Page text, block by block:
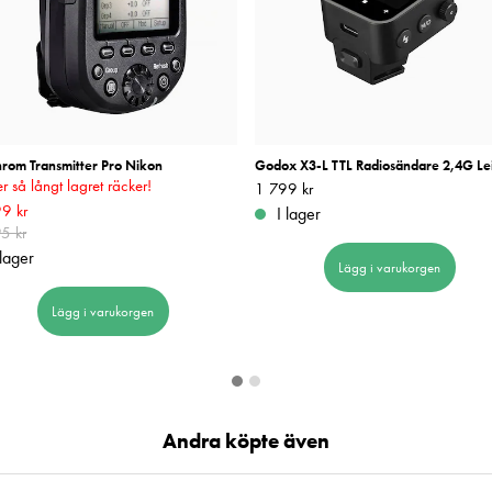
Transmitter Pro Nikon
så långt lagret räcker!
pris
kr
kr
kr
Lägg i varukorgen
Godox X3-L TTL Radiosändare 2,4G
Pris:1 799 kr
1 799 kr
I lager
Lägg i varukorgen
Andra köpte även